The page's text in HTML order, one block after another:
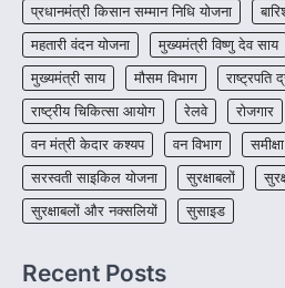
प्रधानमंत्री किसान सम्मान निधि योजना
महतारी वंदन योजना
मुख्यमंत्री विष्णु देव साय
मुख्यमंत्री साय
मौसम विभाग
राष्ट्रपति
राष्ट्रीय चिकित्सा आयोग
रेलवे रोजगार
वन मंत्री केदार कश्यप
वन विभाग
सरस्वती साइकिल योजना
सुरक्षाबलों
सुरक्षाबलों और नक्सलियों
सुसाइड
Recent Posts